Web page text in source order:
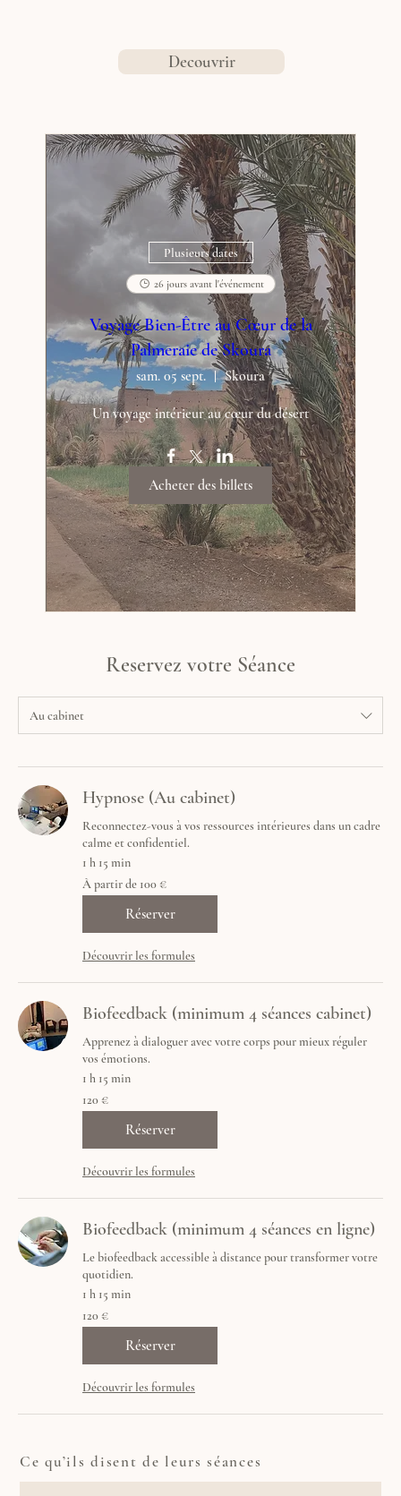
Decouvrir
Plusieurs dates
26 jours avant l'événement
Voyage Bien-Être au Cœur de la
Palmeraie de Skoura
sam. 05 sept. Skoura
Un voyage intérieur au cœur du désert
Acheter des billets
Reservez votre Séance
Au cabinet
Hypnose (Au cabinet)
Reconnectez-vous à vos ressources intérieures dans un cadre
calme et confidentiel.
1 h 15 min
À
partir
de
À partir de 100 €
Réserver
Découvrir les formules
Biofeedback (minimum 4 séances cabinet)
Apprenez à dialoguer avec votre corps pour mieux réguler
vos émotions.
1 h 15 min
euros
120 €
Réserver
Découvrir les formules
Biofeedback (minimum 4 séances en ligne)
Le biofeedback accessible à distance pour transformer votre
quotidien.
1 h 15 min
euros
120 €
Réserver
Découvrir les formules
Ce qu’ils disent de leurs séances